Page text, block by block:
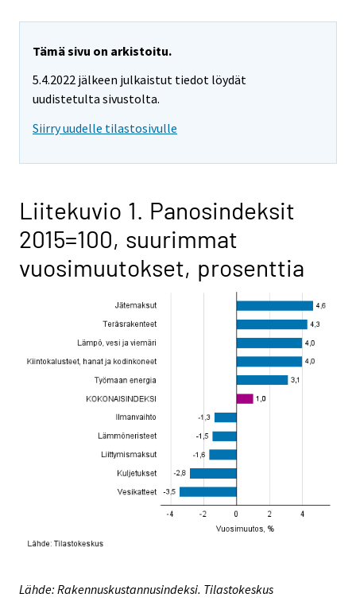
Tämä sivu on arkistoitu.
5.4.2022 jälkeen julkaistut tiedot löydät
uudistetulta sivustolta.
Siirry uudelle tilastosivulle
Liitekuvio 1. Panosindeksit
2015=100, suurimmat
vuosimuutokset, prosenttia
Lähde: Rakennuskustannusindeksi. Tilastokeskus